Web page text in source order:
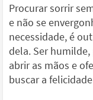
Procurar sorrir
e não se
necessidade, é
dela. Ser
abrir as mãos e
buscar a